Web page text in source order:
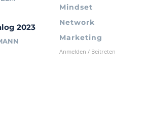
2023
Mindset
Network
Marketing
Anmelden / Beitreten